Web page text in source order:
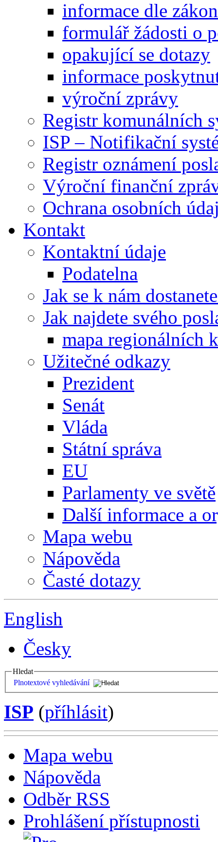
informace dle
formulář žádosti o
opakující se dotazy
informace
výroční zprávy
Registr komunálních
ISP – Notifikační
Registr oznámení
Výroční finanční
Ochrana osobních
Kontakt
Kontaktní údaje
Podatelna
Jak se k nám
Jak najdete svého
mapa regionálních
Užitečné odkazy
Prezident
Senát
Vláda
Státní správa
EU
Parlamenty ve světě
Další informace a
Mapa webu
Nápověda
Časté dotazy
English
Česky
Hledat
Plnotextové vyhledávání
ISP (příhlásit)
Mapa webu
Nápověda
Odběr RSS
Prohlášení přístupnosti